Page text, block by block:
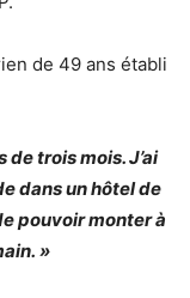
de 49 ans établi
trois mois. J’ai
dans un hôtel de
pouvoir monter à
»